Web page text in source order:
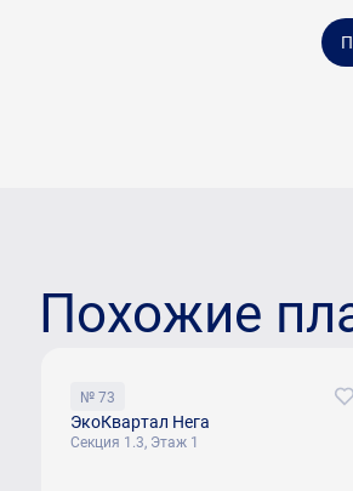
Похожие
№ 73
ЭкоКвартал Нега
Секция 1.3, Этаж 1